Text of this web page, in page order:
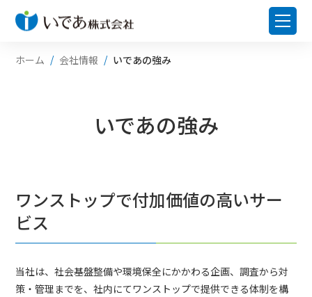
ホーム 会社情報 いであの強み
いであの強み
ワンストップで付加価値の高いサー
ビス
当社は、社会基盤整備や環境保全にかかわる企画、調査から対
策・管理までを、社内にてワンストップで提供できる体制を構